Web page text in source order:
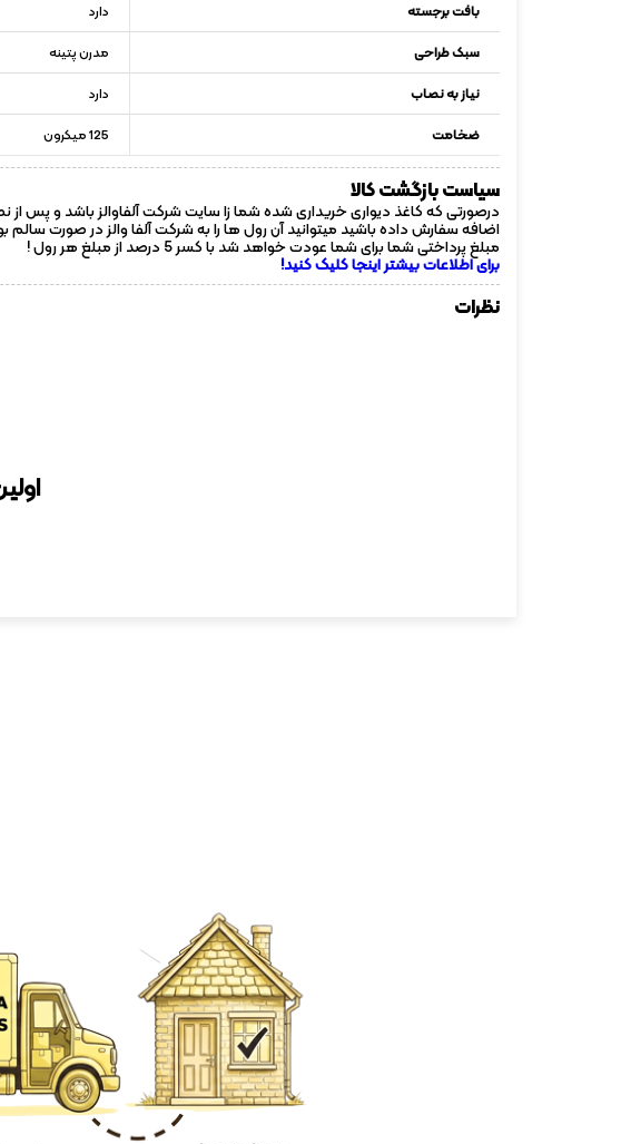
بافت برجسته
دارد
سبک طراحی
مدرن پتینه
نیاز به نصاب
دارد
ضخامت
125 میکرون
سیاست بازگشت کالا
درصورتی که کاغذ دیواری خریداری شده شما زا سایت شرکت آلفاوالز باشد و پس
اضافه سفارش داده باشید میتوانید آن رول ها را به شرکت آلفا والز در صورت سالم
مبلغ پرداختی شما برای شما عودت خواهد شد با کسر 5 درصد از مبلغ هر رول !
برای اطلاعات بیشتر اینجا کلیک کنید!
نظرات